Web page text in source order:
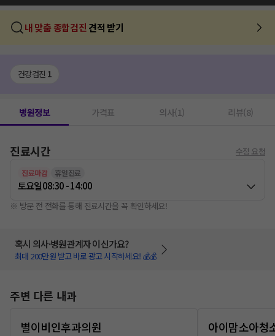
내 맞춤 종합검진 견적 받기
건강검진 1
병원정보 가격표 의사(1) 리뷰(8)
진료시간 수정 요청
진료마감 휴일진료
토요일08:30 - 14:00
※ 방문 전 전화를 통해 진료시간을 꼭 확인하세요!
혹시 의사·병원관계자 이신가요?
최대 200만원 받고 바로 광고 시작하세요! 💰💰
주변 다른 내과
별이비인후과의원
아이맘소아청